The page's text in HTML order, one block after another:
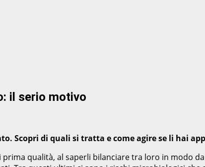
il serio motivo
Scopri di quali si tratta e come agire se li hai
prima qualità, al saperli bilanciare tra loro in modo da